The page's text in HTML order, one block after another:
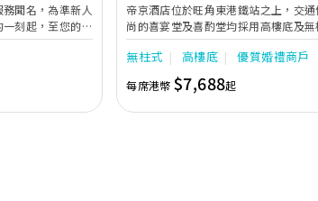
聞名，為準新人
刻起，至您的大
現夢想婚禮。
帝京酒店位於旺角東港鐵站之上，交
尚的喜宴堂及喜酌堂均採用高樓底及無
境寬敞，且備有LED幕牆、燈光及影音
最多可筵開40席，更配有水晶吊燈，適
婚禮。另外，空中花園深心薈是毛孩友
飽覽獅子山景致，適合舉行戶外婚禮或
店專業的宴會團隊提供貼心服務，讓
無柱式 高樓底 優質婚禮商戶
每席港幣$7,688起